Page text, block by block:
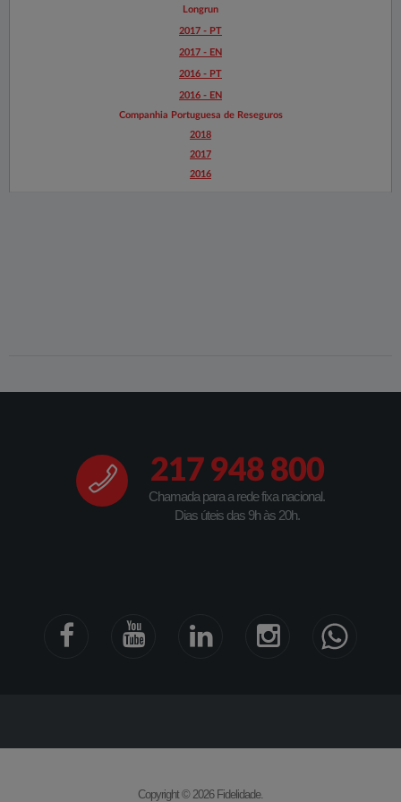
Longrun​​
2017 - PT​​
2017 - EN​
​​2016​​​​​ - PT​​
​2016 - EN
Companhia Portuguesa de Reseguros
2018​​
2017​​
2016​​
217 948 800
Chamada para a rede fixa nacional.
Dias úteis das 9h às 20h.
Copyright © 2026 Fidelidade.